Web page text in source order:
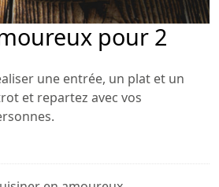
pour 2
une entrée, un plat et un
et repartez avec vos